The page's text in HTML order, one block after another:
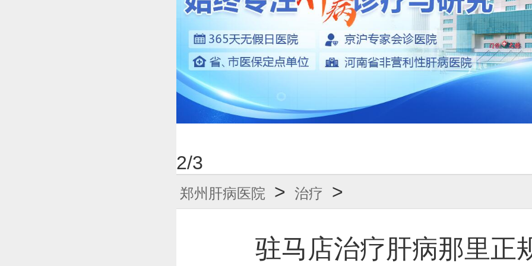
2/3
郑州肝病医院 > 治疗 >
驻马店治疗肝病那里正